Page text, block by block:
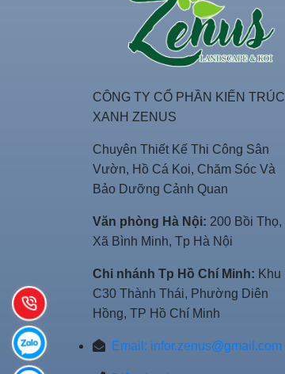
CÔNG TY CỔ PHẦN KIẾN TRÚC
XANH ZENUS
Chuyên Thiết Kế Thi Công Sân
Vườn, Hồ Cá Koi, Chăm Sóc Và
Bảo Dưỡng Cảnh Quan
Văn phòng Hà Nội: 200 Bồi Thọ,
Xã Bình Minh, Tp Hà Nội
Chi nhánh Tp Hồ Chí Minh: Khu
C30 Thành Thái, Phường Diên
Hồng, TP Hồ Chí Minh
Email: infor.zenus@gmail.com